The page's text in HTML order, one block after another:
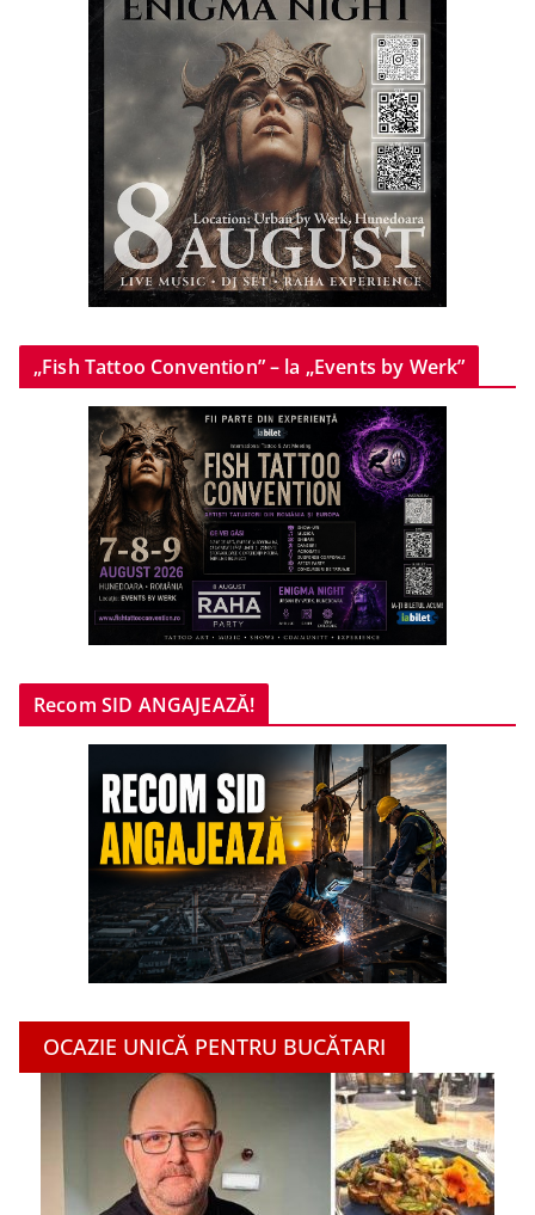
„Fish Tattoo Convention” – la „Events by Werk”
Recom SID ANGAJEAZĂ!
OCAZIE UNICĂ PENTRU BUCĂTARI